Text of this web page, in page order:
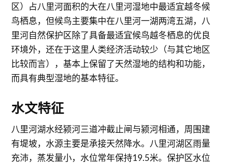
区）占八里河面积的大在八里河湿地中最适宜越冬候
鸟栖息，但候鸟主要集中在八里河一湖两湾五湖，八
里河自然保护区除了具备最适宜候鸟越冬栖息的优良
环境外，还在于这里人类经济活动较少（与其它地区
比较而言），基本上保留了天然湿地的结构和功能，
而具有典型湿地的基本特征。
水文特征
八里河湖水经颍河三道冲截止闸与颍河相通，周围建
有堤坡，水源主要是承接天然降水。八里河湖区雨量
充沛，蒸发量小，水位常年保持19.5米。保护区水位